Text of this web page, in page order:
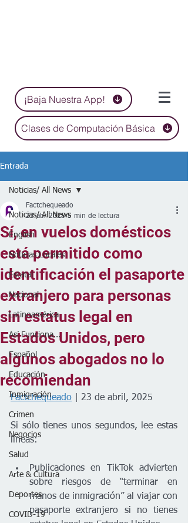
¡Baja Nuestra App!
Clases de Computación Básica
Entrada
Noticias/ All News
English
Noticias Locales
Estatal
Nacional
Latinoamérica
Así Funciona...
Español
Educación
Inmigración
Crimen
Negocios
Salud
Arte & Cultura
Deportes
COVID-19
Noticias/ All News
Sí, en vuelos domésticos
está permitido como
identificación el pasaporte
extranjero para personas
sin estatus legal en
Estados Unidos, pero
algunos abogados no lo
recomiendan
Factchequeado
23 abr 2025 5 min de lectura
Factchequeado | 23 de abril, 2025
Si sólo tienes unos segundos, lee estas
líneas:
Publicaciones en TikTok advierten
sobre riesgos de “terminar en
manos de inmigración” al viajar con
pasaporte extranjero si no tienes